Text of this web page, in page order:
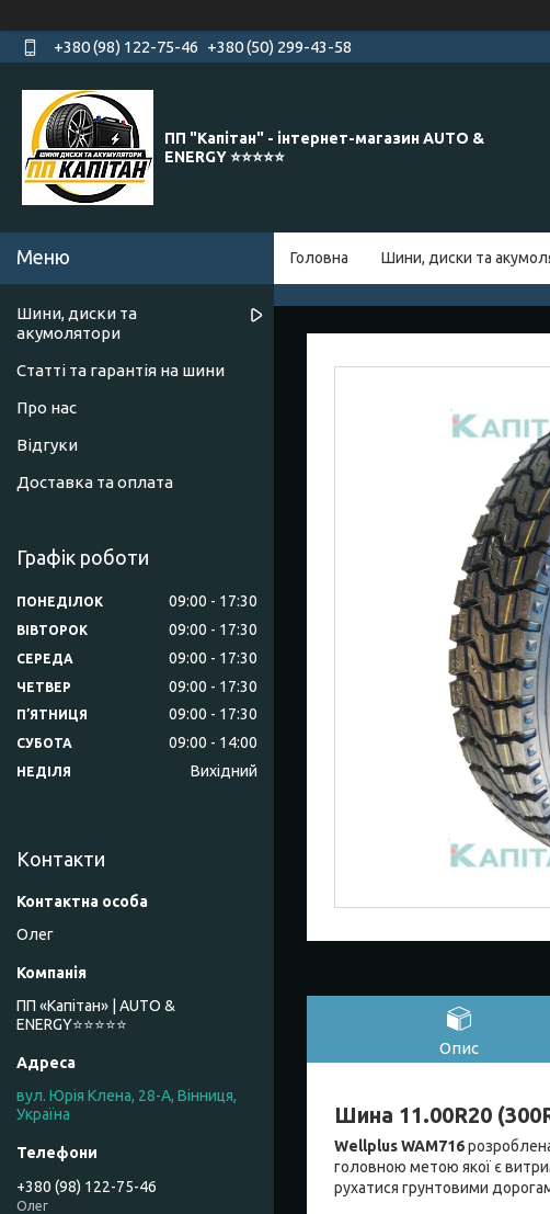
+380 (98) 122-75-46 +380 (50) 299-43-58
ПП "Капітан" - інтернет-магазин AUTO &
ENERGY ⭐️⭐️⭐️⭐️⭐️
Головна Шини, диски та
Опис
Шина 11.00R20
Wellplus WAM716
головною метою якої є
рухатися грунтовими
Шини, диски та
акумолятори
Статті та гарантія на шини
Про нас
Відгуки
Доставка та оплата
Графік роботи
ПОНЕДІЛОК 09:00 17:30
ВІВТОРОК 09:00 17:30
СЕРЕДА 09:00 17:30
ЧЕТВЕР 09:00 17:30
ПʼЯТНИЦЯ 09:00 17:30
СУБОТА 09:00 14:00
НЕДІЛЯ Вихідний
Контакти
Олег
ПП «Капітан» | AUTO &
ENERGY⭐️⭐️⭐️⭐️⭐️
вул. Юрія Клена, 28-А, Вінниця,
Україна
+380 (98) 122-75-46
Олег